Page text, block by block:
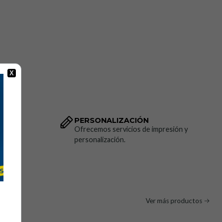
PERSONALIZACIÓN
Ofrecemos servicios de impresión y
personalización.
Ver más productos
X